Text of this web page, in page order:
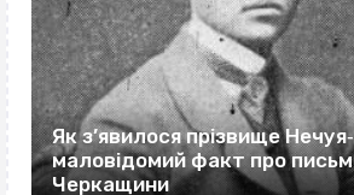
Як з’явилося прізвище
маловідомий факт про
Черкащини